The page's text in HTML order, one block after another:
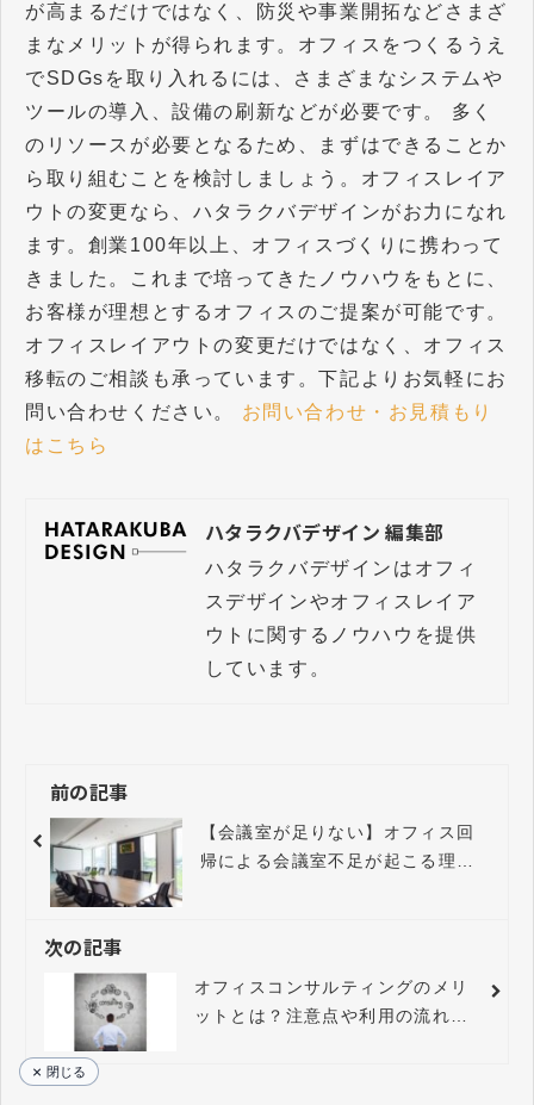
が高まるだけではなく、防災や事業開拓などさまざ
まなメリットが得られます。オフィスをつくるうえ
でSDGsを取り入れるには、さまざまなシステムや
ツールの導入、設備の刷新などが必要です。 多く
のリソースが必要となるため、まずはできることか
ら取り組むことを検討しましょう。オフィスレイア
ウトの変更なら、ハタラクバデザインがお力になれ
ます。創業100年以上、オフィスづくりに携わって
きました。これまで培ってきたノウハウをもとに、
お客様が理想とするオフィスのご提案が可能です。
オフィスレイアウトの変更だけではなく、オフィス
移転のご相談も承っています。下記よりお気軽にお
問い合わせください。 お問い合わせ・お見積もり
はこちら
ハタラクバデザイン 編集部
ハタラクバデザインはオフィ
スデザインやオフィスレイア
ウトに関するノウハウを提供
しています。
前の記事
【会議室が足りない】オフィス回
帰による会議室不足が起こる理由
次の記事
オフィスコンサルティングのメリ
ットとは？注意点や利用の流れを
閉じる